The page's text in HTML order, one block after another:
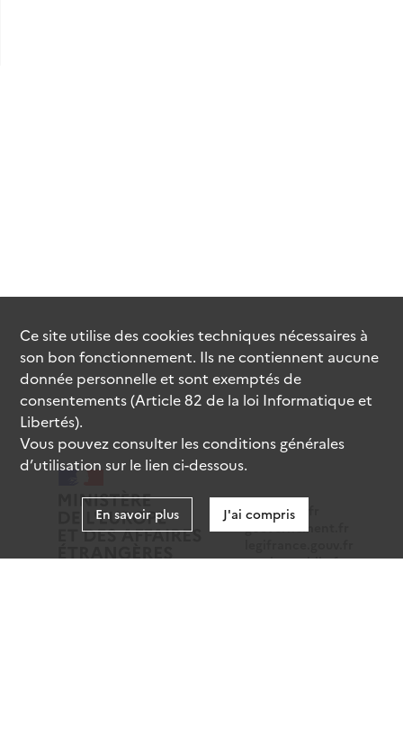
data.gouv.fr
gouvernement.fr
service-public.fr
Ce site utilise descookiestechniques nécessaires à
son bon fonctionnement. Ils ne contiennent aucune
donnée personnelle et sont exemptés de
consentements (Article 82 de la loi Informatique et
Libertés).
Vous pouvez consulter les conditions générales
d’utilisation sur le lien ci-dessous.
En savoir plus J'ai compris